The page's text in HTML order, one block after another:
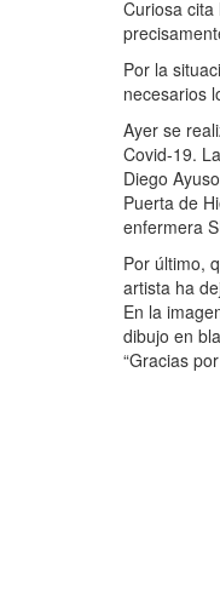
Curiosa cita
Por la
necesarios
Ayer se
Covid-19.
Diego
Puerta de
enfermera
Por último,
artista ha
En la
dibujo en
“Gracias